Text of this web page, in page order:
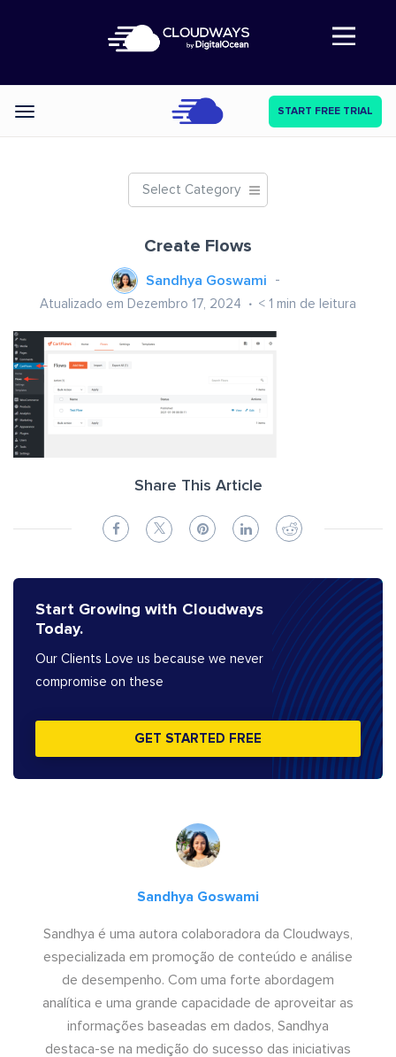
Abre a navegação
Categories START FREE TRIAL
Select Category
Create Flows
Sandhya Goswami
Atualizado em Dezembro 17, 2024 < 1 min de leitura
Share This Article
Start Growing with Cloudways
Today.
Our Clients Love us because we never
compromise on these
GET STARTED FREE
Sandhya Goswami
Sandhya é uma autora colaboradora da Cloudways,
especializada em promoção de conteúdo e análise
de desempenho. Com uma forte abordagem
analítica e uma grande capacidade de aproveitar as
informações baseadas em dados, Sandhya
destaca-se na medição do sucesso das iniciativas